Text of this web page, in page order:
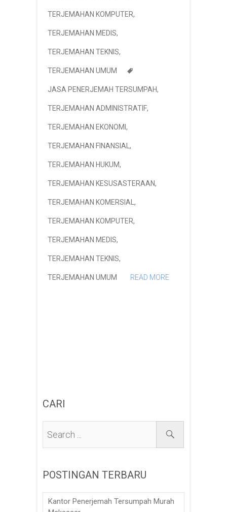
TERJEMAHAN KOMPUTER,
TERJEMAHAN MEDIS,
TERJEMAHAN TEKNIS,
TERJEMAHAN UMUM
JASA PENERJEMAH TERSUMPAH,
TERJEMAHAN ADMINISTRATIF,
TERJEMAHAN EKONOMI ,
TERJEMAHAN FINANSIAL ,
TERJEMAHAN HUKUM,
TERJEMAHAN KESUSASTERAAN,
TERJEMAHAN KOMERSIAL ,
TERJEMAHAN KOMPUTER,
TERJEMAHAN MEDIS,
TERJEMAHAN TEKNIS,
TERJEMAHAN UMUM READ MORE
CARI
POSTINGAN TERBARU
Kantor Penerjemah Tersumpah Murah